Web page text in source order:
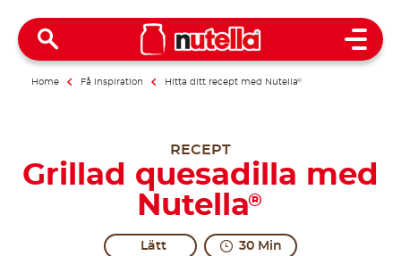
Open
Home Få inspiration Hitta ditt recept med Nutella®
RECEPT
Grillad quesadilla med
Nutella®
Lätt 30 Min